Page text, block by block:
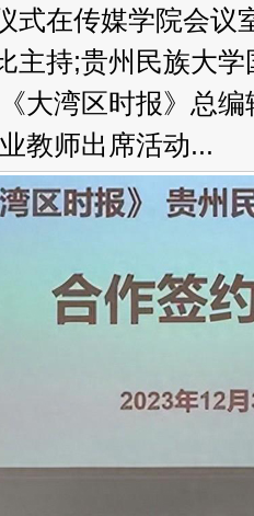
式在传媒学院会议
主持;贵州民族大
大湾区时报》总
教师出席活动...